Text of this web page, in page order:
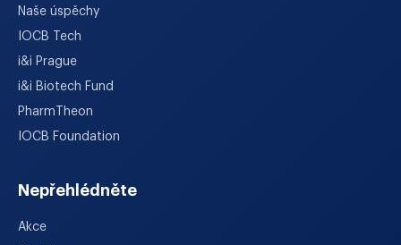
Naše úspěchy
IOCB Tech
i&i Prague
i&i Biotech Fund
PharmTheon
IOCB Foundation
Nepřehlédněte
Akce